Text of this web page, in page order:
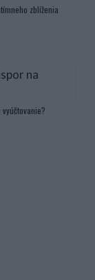
zblíženia